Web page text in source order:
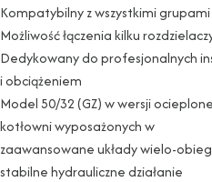
Kompatybilny z wszystkimi
Możliwość łączenia kilku
Dedykowany do profesjonalnych
i obciążeniem
Model 50/32 (GZ) w wersji
kotłowni wyposażonych w
zaawansowane układy wielo-
stabilne hydrauliczne działanie